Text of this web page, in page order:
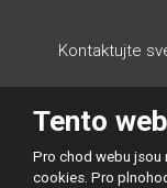
Kontaktujte
Tento
Pro chod webu jsou
cookies. Pro